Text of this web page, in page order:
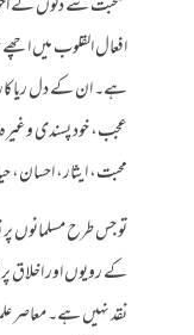
صحبت سے دلوں کے
افعال القلوب میں اچھے
ہے۔ ان کے دل
عجب، خود پسندی
محبت، ایثار،
تو جس طرح مسلمانوں
کے رویوں اور اخلاق
نقد نہیں ہے۔ معاصر